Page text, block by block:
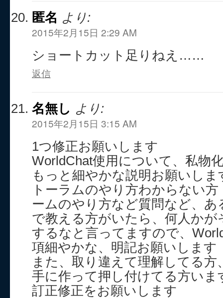
匿名 より:
2015年2月15日 2:29 AM
ショートカット足りねえ……
返信
名無し より:
2015年2月15日 3:15 AM
1つ修正お願いします
WorldChat使用について、私物
もっと細やかな説明お願いしま
トーラムのやり方わからない
ームのやり方など質問など、あ
で教える方がいたら、何人かが
するなと言ってますので、
項細やかな、明記お願いします
また、取り違えて理解してる
手に作って押し付けてる方い
訂正修正をお願いします